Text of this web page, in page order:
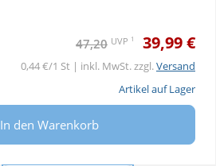
47,20 UVP 1 39,99 €
0,44 €/1 St | inkl. MwSt. zzgl.Versand
Artikel auf Lager
In den Warenkorb